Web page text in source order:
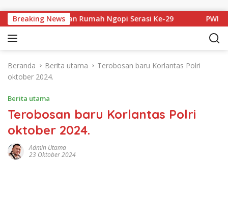
Breaking News
Barat Tuan Rumah Ngopi Serasi Ke-29 PWI
Beranda Berita utama
Terobosan baru Korlantas Polri
oktober 2024.
Berita utama
Terobosan baru Korlantas Polri
oktober 2024.
Admin Utama
23 Oktober 2024